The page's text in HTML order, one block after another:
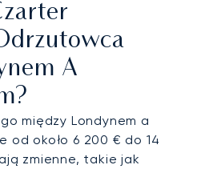
A
między Londynem a
od około 6 200 € do 14
zmienne, takie jak